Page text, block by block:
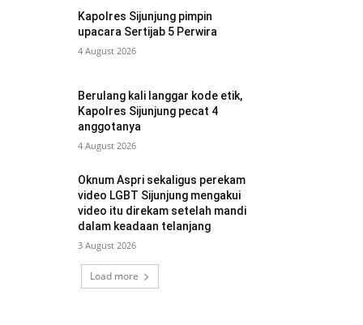
Kapolres Sijunjung pimpin
upacara Sertijab 5 Perwira
4 August 2026
Berulang kali langgar kode etik,
Kapolres Sijunjung pecat 4
anggotanya
4 August 2026
Oknum Aspri sekaligus perekam
video LGBT Sijunjung mengakui
video itu direkam setelah mandi
dalam keadaan telanjang
3 August 2026
Load more